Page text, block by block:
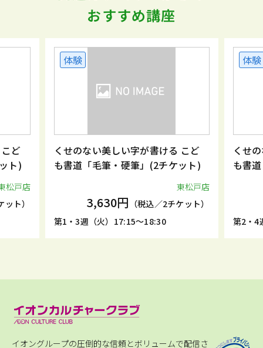
おすすめ講座
ど
ト)
松戸店
ト）
体験
くせのない美しい字が書ける こど
も書道「毛筆・硬筆」(2チケット)
東松戸店
3,630円 （税込／2チケット）
第1・3週（火）17:15～18:30
体験
くせ
も書
第2・4
イオングループの圧倒的な信頼とボリュームで配信さ